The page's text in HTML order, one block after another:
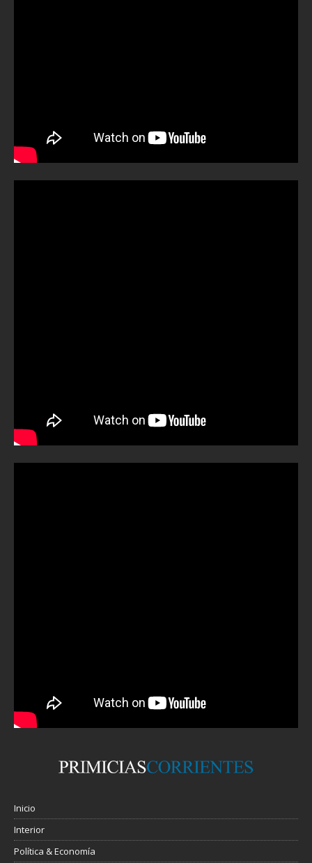
Inicio
Interior
Política & Economía